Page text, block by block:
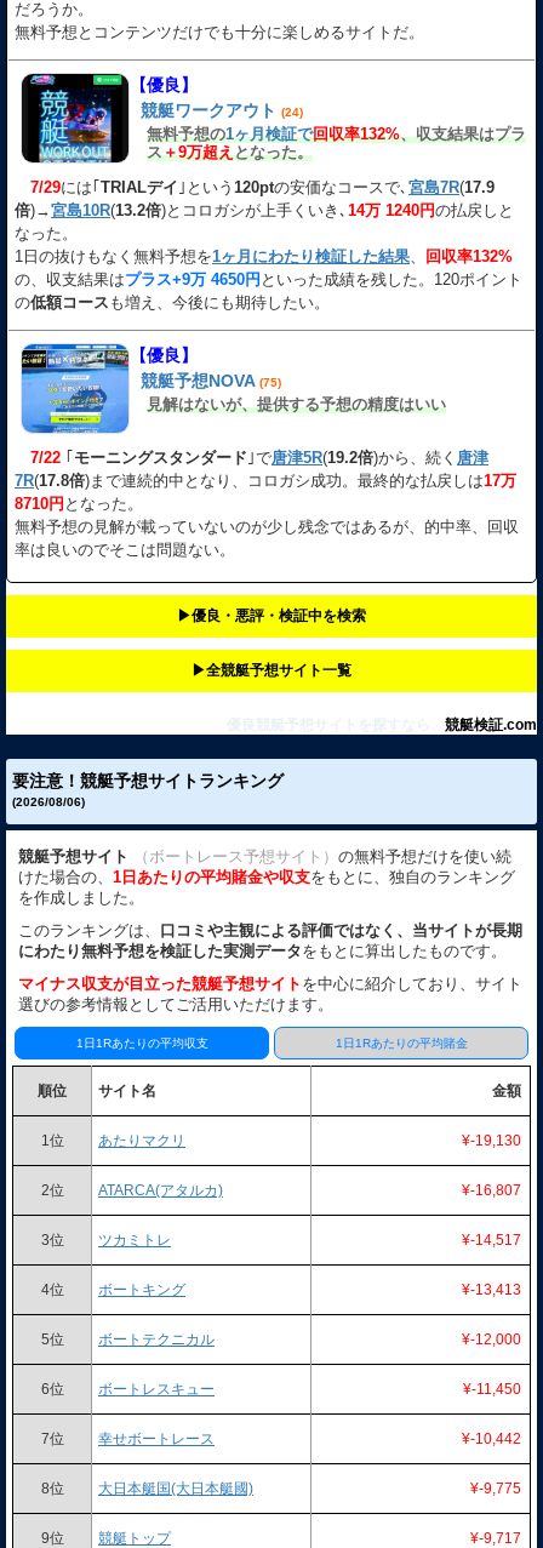
だろうか。
無料予想とコンテンツだけでも十分に楽しめるサイトだ。
【優良】
競艇ワークアウト (24)
無料予想の1ヶ月検証で回収率132%、収支結果はプラ
ス＋9万超えとなった。
7/29には｢TRIALデイ ｣という 120ptの安価なコースで､ 宮島7R(17.9
倍)→宮島10R(13.2倍)とコロガシが上手くいき､ 14万 1240円の払戻しと
なった。
1日の抜けもなく無料予想を1ヶ月にわたり検証した結果
回収率132%
の、収支結果はプラス+9万 4650円 といった成績を残した。120ポイント
の低額コース も増え、今後にも期待したい。
【優良】
競艇予想NOVA (75)
見解はないが、提供する予想の精度はいい
7/22 ｢モーニングスタンダード ｣で唐津5R(19.2倍)から、続く 唐津
7R(17.8倍)まで連続的中となり、コロガシ成功。最終的な払戻しは17万
8710円 となった。
無料予想の見解が載っていないのが少し残念ではあるが、的中率、回収
率は良いのでそこは問題ない。
▶︎優良・悪評・検証中を検索
▶︎全競艇予想サイト一覧
競艇検証.com
要注意！競艇予想サイトランキング
(2026/08/06)
競艇予想サイト （ボートレース予想サイト） の無料予想だけを使い続
けた場合の、 1日あたりの平均賭金や収支をもとに、独自のランキング
を作成しました。
このランキングは、 口コミや主観による評価ではなく、当サイトが長期
にわたり無料予想を検証した実測データをもとに算出したものです。
マイナス収支が目立った競艇予想サイト を中心に紹介しており、サイト
選びの参考情報としてご活用いただけます。
1日1Rあたりの平均収支 1日1Rあたりの平均賭金
順位 サイト名 金額
1位 あたりマクリ ¥-19,130
2位 ATARCA(アタルカ) ¥-16,807
3位 ツカミトレ ¥-14,517
4位 ボートキング ¥-13,413
5位 ボートテクニカル ¥-12,000
6位 ボートレスキュー ¥-11,450
7位 幸せボートレース ¥-10,442
8位 大日本艇国(大日本艇國) ¥-9,775
9位 競艇トップ ¥-9,717